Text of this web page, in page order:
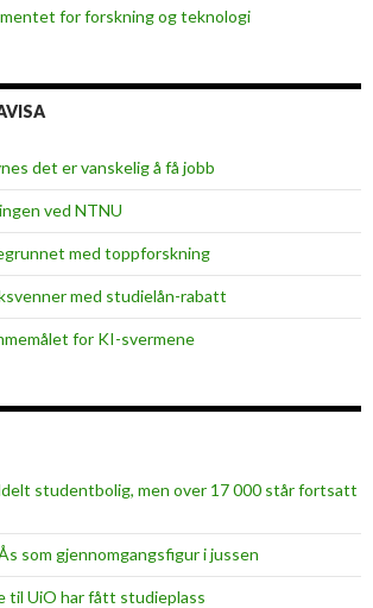
for forskning og teknologi
det er vanskelig å få jobb
ved NTNU
med toppforskning
med studielån-rabatt
for KI-svermene
studentbolig, men over 17 000 står fortsatt
som gjennomgangsfigur i jussen
til UiO har fått studieplass